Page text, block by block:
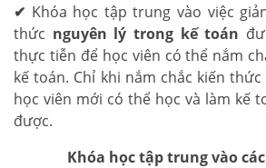
✔ Khóa học tập trung vào việc
thức nguyên lý trong kế toán
thực tiễn để học viên có thể nắm
kế toán. Chỉ khi nắm chắc kiến
học viên mới có thể học và làm kế
được.
Khóa học tập trung vào